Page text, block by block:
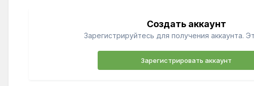
Создать аккаунт
Зарегистрируйтесь для получения аккаунта.
Зарегистрировать аккаунт